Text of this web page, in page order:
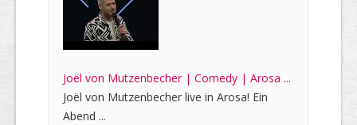
Joël von Mutzenbecher | Comedy | Arosa ...
Joël von Mutzenbecher live in Arosa! Ein
Abend ...